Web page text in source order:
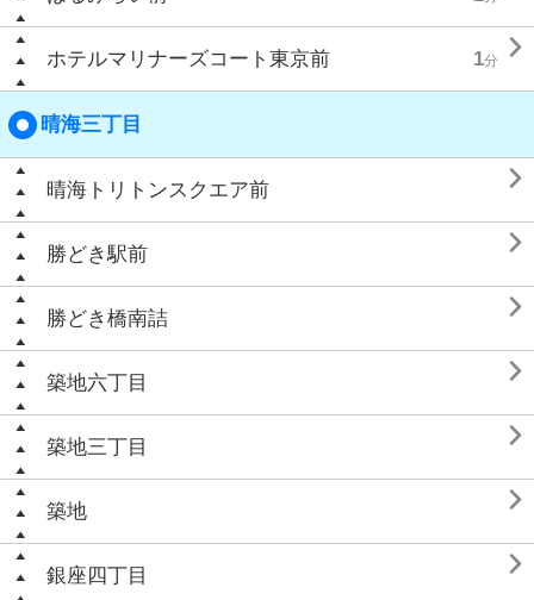
ホテルマリナーズコート東京前 1分 
晴海三丁目
晴海トリトンスクエア前 
勝どき駅前 
勝どき橋南詰 
築地六丁目 
築地三丁目 
築地 
銀座四丁目 